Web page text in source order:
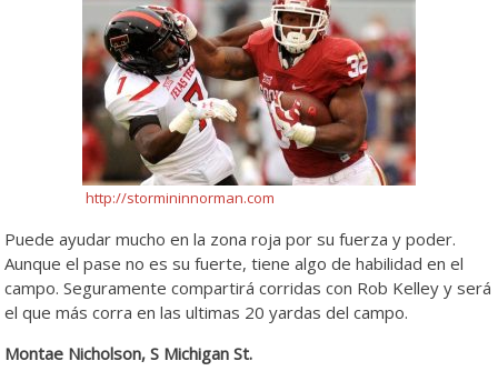
http://stormininnorman.com
Puede ayudar mucho en la zona roja por su fuerza y poder.
Aunque el pase no es su fuerte, tiene algo de habilidad en el
campo. Seguramente compartirá corridas con Rob Kelley y será
el que más corra en las ultimas 20 yardas del campo.
Montae Nicholson, S Michigan St.